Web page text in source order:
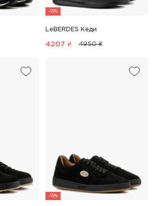
-15%
LeBERDES Кеди
4207 ₴ 4950 ₴
-15%